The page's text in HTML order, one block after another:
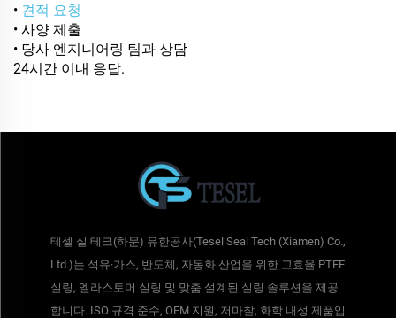
• 견적 요청
• 사양 제출
• 당사 엔지니어링 팀과 상담
24시간 이내 응답.
테셀 실 테크(하문) 유한공사(Tesel Seal Tech (Xiamen) Co.,
Ltd.)는 석유·가스, 반도체, 자동화 산업을 위한 고효율 PTFE
실링, 엘라스토머 실링 및 맞춤 설계된 실링 솔루션을 제공
합니다. ISO 규격 준수, OEM 지원, 저마찰, 화학 내성 제품입